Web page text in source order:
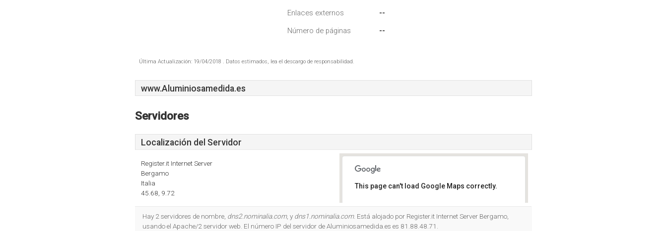
Enlaces externos --
Número de páginas --
Última Actualización: 19/04/2018 . Datos estimados, lea el descargo de responsabilidad.
www.Aluminiosamedida.es
Servidores
Localización del Servidor
Register.it Internet Server
Bergamo
Italia
45.68, 9.72
This page can't load Google Maps correctly.
Hay 2 servidores de nombre, dns2.nominalia.com, y dns1.nominalia.com. Está alojado por Register.it Internet Server Bergamo,
usando el Apache/2 servidor web. El número IP del servidor de Aluminiosamedida.es es 81.88.48.71.